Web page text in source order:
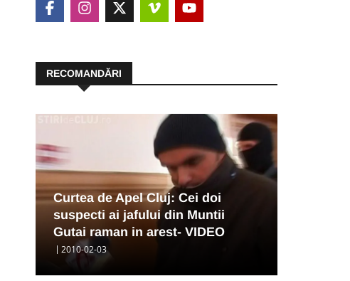
RECOMANDĂRI
Curtea de Apel Cluj: Cei doi
suspecti ai jafului din Muntii
Gutai raman in arest- VIDEO
2010-02-03